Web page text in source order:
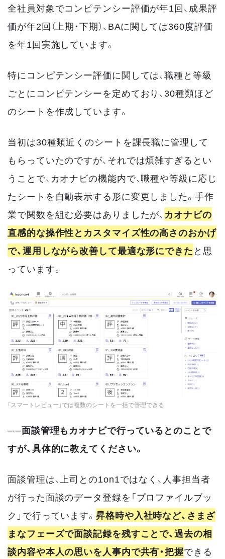
全社員対象でコンピテンシー評価が年1回、成果評
価が年2回（上期・下期）、BAに関しては360度評価
を年1回実施しています。
特にコンピテンシー評価に関しては、職種と等級
ごとにコンピテンシーを定めており、30種類ほど
のシートを作成しています。
当初は30種類近くのシートを課長職に管理して
もらっていたのですが、それでは煩雑すぎるとい
うことで、カオナビの機能内で、職種や等級に応じ
たシートを自動表示する形に変更しました。手作
業で関数を組む必要はありましたが、 カオナビの
直感的な操作性とカスタマイズ性の高さのおかげ
で、運用しながら改善して最適な形にできたと思
っています。
「スマートレビュー」では複数のシートを一括で管理できる
──面談管理もカオナビで行っているとのことで
すが、具体的に教えてください。
面談管理は、上司との1on1ではなく、人事担当者
が行った面談のデータ登録を「プロファイルブッ
ク」で行っています。 昇格時や入社時など、さまざ
まなフェーズで面談記録を残すことで、過去の相
談内容や本人の思いを人事内で共有・把握できる